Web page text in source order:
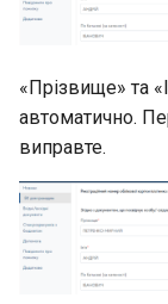
«Прізвище» та
автоматично.
виправте.